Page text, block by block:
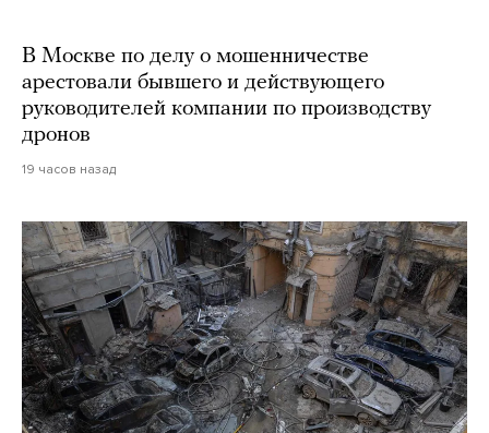
В Москве по делу о мошенничестве
арестовали бывшего и действующего
руководителей компании по производству
дронов
19 часов назад